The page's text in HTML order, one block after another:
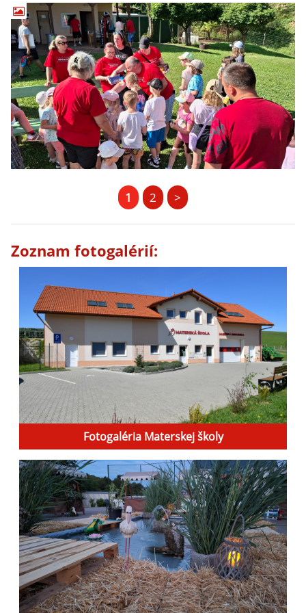
1 2 >
Zoznam fotogalérií:
Fotogaléria Materskej školy